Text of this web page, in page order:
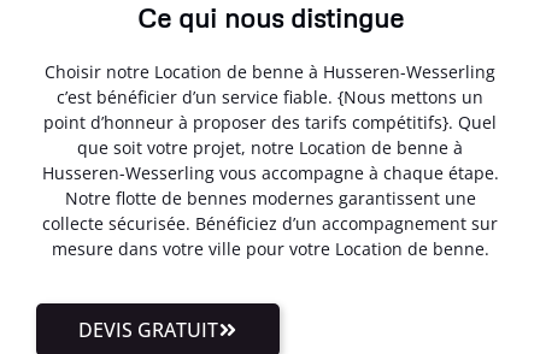
Ce qui nous distingue
Choisir notre Location de benne à Husseren-Wesserling
c’est bénéficier d’un service fiable. {Nous mettons un
point d’honneur à proposer des tarifs compétitifs}. Quel
que soit votre projet, notre Location de benne à
Husseren-Wesserling vous accompagne à chaque étape.
Notre flotte de bennes modernes garantissent une
collecte sécurisée. Bénéficiez d’un accompagnement sur
mesure dans votre ville pour votre Location de benne.
DEVIS GRATUIT